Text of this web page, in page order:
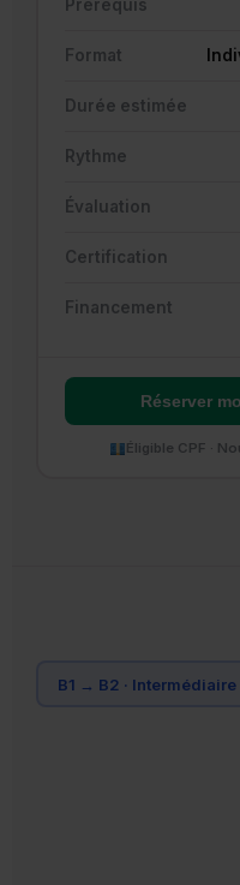
Prérequis
Format
Durée estimée
Rythme
Évaluation
Certification
Financement
Réserver
Éligible CPF ·
B1 → B2 · Intermédiaire